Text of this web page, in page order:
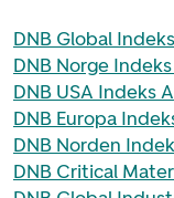
DNB Global
DNB Norge
DNB USA Indeks A
DNB Europa
DNB Norden
DNB Critical